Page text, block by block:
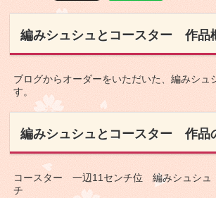
編みシュシュとコースター 作品
ブログからオーダーをいただいた、編みシュ
す。
編みシュシュとコースター 作品
コースター 一辺11センチ位 編みシュシ
チ